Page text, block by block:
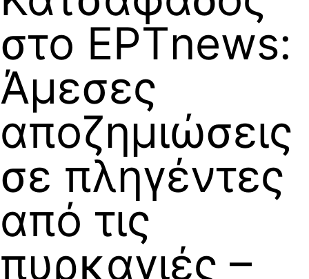
στο ΕΡΤnews:
Άμεσες
αποζημιώσεις
σε πληγέντες
από τις
πυρκαγιές –